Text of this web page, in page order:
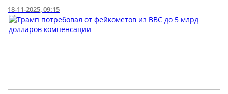
18-11-2025, 09:15